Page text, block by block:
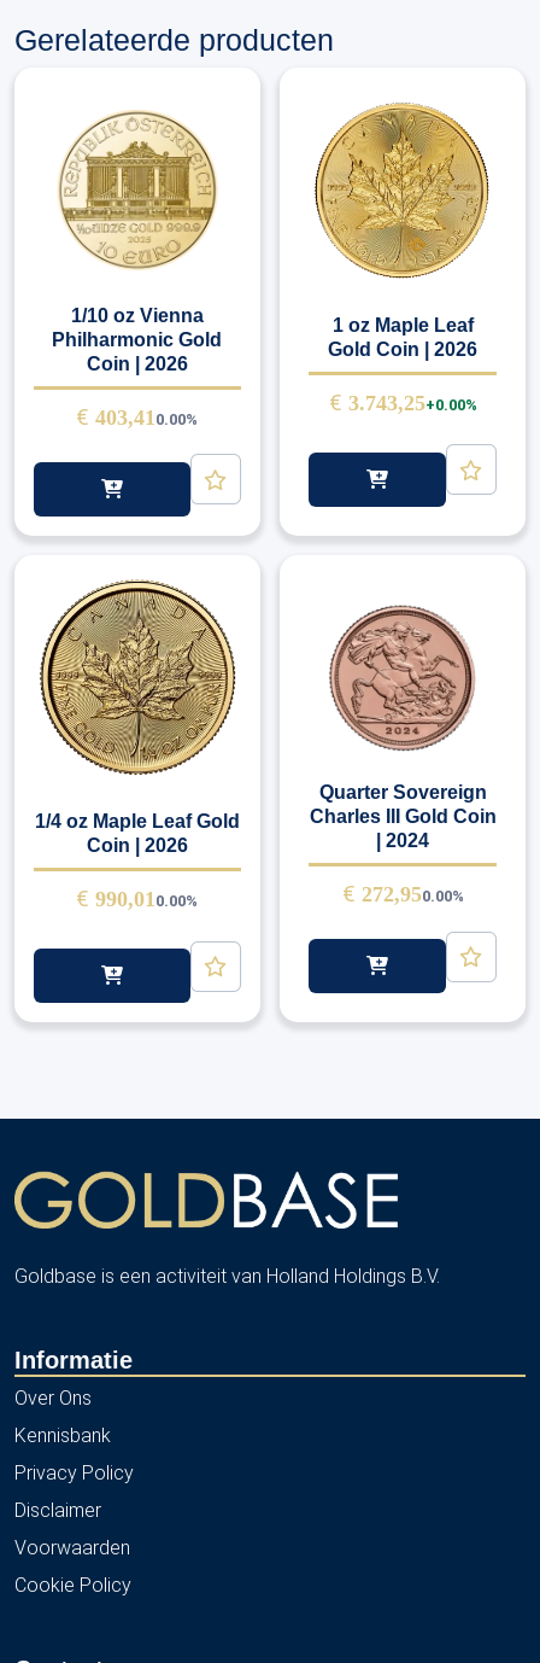
Gerelateerde producten
1/10 oz Vienna
Philharmonic Gold
Coin | 2026
€ 403,41 0.00%
1 oz Maple Leaf
Gold Coin | 2026
€ 3.743,25+0.00%
1/4 oz Maple Leaf Gold
Coin | 2026
€ 990,010.00%
Quarter Sovereign
Charles III Gold Coin
| 2024
€ 272,950.00%
Goldbase is een activiteit van Holland Holdings B.V.
Informatie
Over Ons
Kennisbank
Privacy Policy
Disclaimer
Voorwaarden
Cookie Policy